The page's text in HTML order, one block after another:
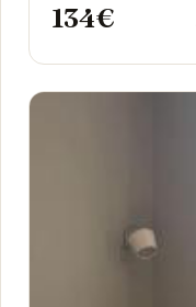
134€